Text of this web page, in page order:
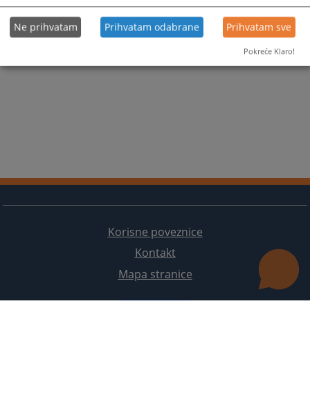
Korisne poveznice
Kontakt
Mapa stranice
Ne prihvatam Prihvatam odabrane Prihvatam sve
Pokreće Klaro!